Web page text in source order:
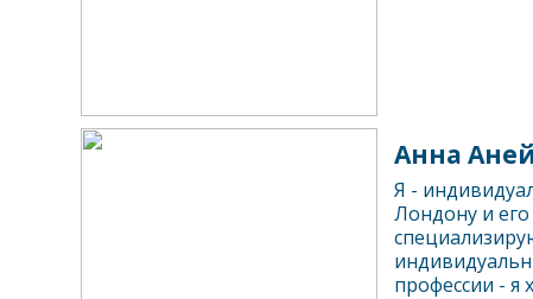
Анна
Я -
Лондону и
профессии - я